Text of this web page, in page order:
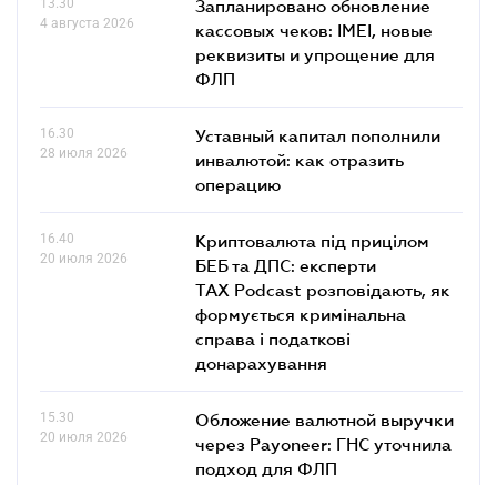
13.30
4 августа 2026
Запланировано обновление
кассовых чеков: IMEI, новые
реквизиты и упрощение для
ФЛП
16.30
28 июля 2026
Уставный капитал пополнили
инвалютой: как отразить
операцию
16.40
20 июля 2026
Криптовалюта під прицілом
БЕБ та ДПС: експерти
TAX Podcast розповідають, як
формується кримінальна
справа і податкові
донарахування
15.30
20 июля 2026
Обложение валютной выручки
через Payoneer: ГНС уточнила
подход для ФЛП